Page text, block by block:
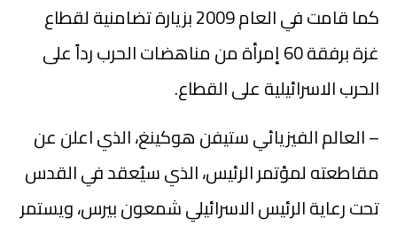
كما قامت في العام 2009 بزيارة تضامنية لقطاع
غزة برفقة 60 إمرأة من مناهضات الحرب رداً على
الحرب الاسرائيلية على القطاع.
– العالم الفيزيائي ستيفن هوكينغ، الذي اعلن عن
مقاطعته لمؤتمر الرئيس، الذي سيُعقد في القدس
تحت رعاية الرئيس الاسرائيلي شمعون بيرس، ويستمر